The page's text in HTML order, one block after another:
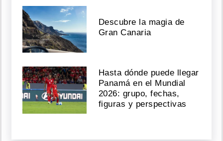
Descubre la magia de
Gran Canaria
Hasta dónde puede llegar
Panamá en el Mundial
2026: grupo, fechas,
figuras y perspectivas